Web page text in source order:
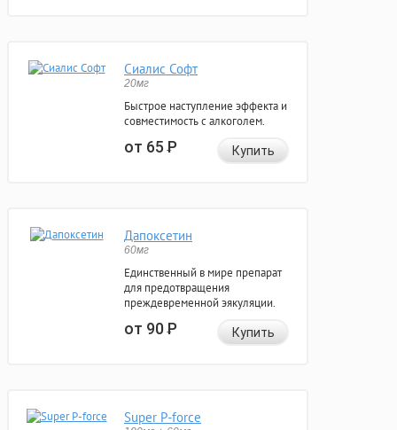
Сиалис Софт
20мг
Быстрое наступление эффекта и
совместимость с алкоголем.
от 65Р Купить
Дапоксетин
60мг
Единственный в мире препарат
для предотвращения
преждевременной эякуляции.
от 90Р Купить
Super P-force